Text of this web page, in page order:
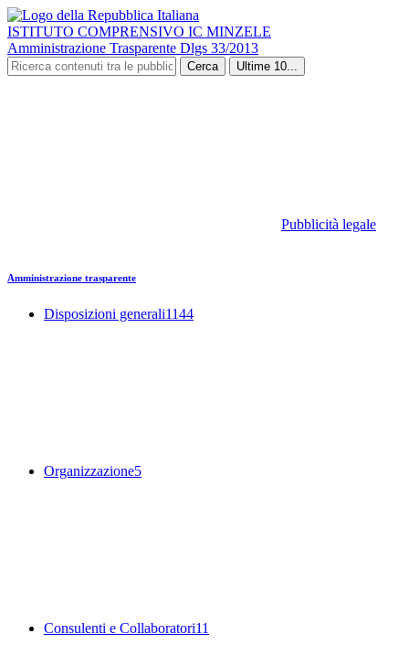
ISTITUTO COMPRENSIVO IC MINZELE
Amministrazione Trasparente Dlgs 33/2013
Cerca Ultime 10...
Pubblicità legale
Amministrazione trasparente
Disposizioni generali1144
Organizzazione5
Consulenti e Collaboratori11